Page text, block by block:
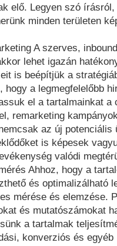
elő. Legyen szó
minden területen
A szerves,
lehet igazán
is beépítjük a
hogy a legmegfelelőbb
el a tartalmainkat a
remarketing
az új potenciális
is képesek
valódi
Ahhoz, hogy a
és optimalizálható
mérése és elemzése.
és mutatószámokat
a tartalmak
konverziós és